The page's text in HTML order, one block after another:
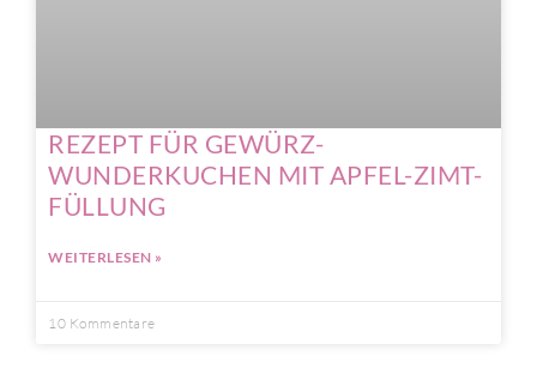
REZEPT FÜR GEWÜRZ-
WUNDERKUCHEN MIT APFEL-ZIMT-
FÜLLUNG
WEITERLESEN »
10 Kommentare